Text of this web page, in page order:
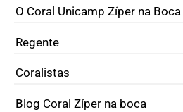
O Coral Unicamp Zíper na Boca
Regente
Coralistas
Blog Coral Zíper na boca